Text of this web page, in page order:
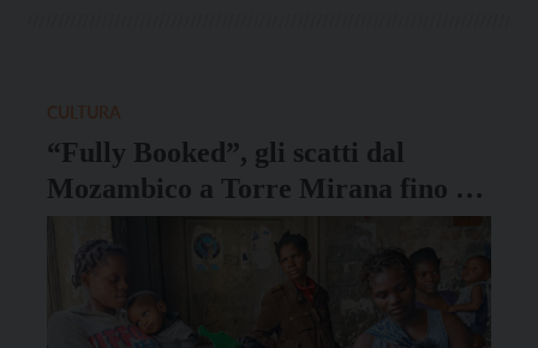
“Fully Booked”, gli scatti dal
Mozambico a Torre Mirana fino al
10 gennaio